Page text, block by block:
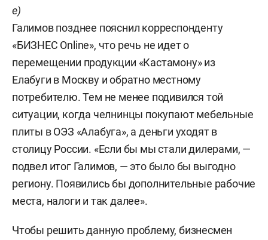
е)
Галимов позднее пояснил корреспонденту
«БИЗНЕС Online», что речь не идет о
перемещении продукции «Кастамону» из
Елабуги в Москву и обратно местному
потребителю. Тем не менее подивился той
ситуации, когда челнинцы покупают мебельные
плиты в ОЭЗ «Алабуга», а деньги уходят в
столицу России. «Если бы мы стали дилерами, —
подвел итог Галимов, — это было бы выгодно
региону. Появились бы дополнительные рабочие
места, налоги и так далее».
Чтобы решить данную проблему, бизнесмен